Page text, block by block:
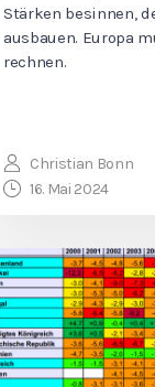
Stärken besinnen,
ausbauen. Europa
rechnen.
Christian Bonn
16. Mai 2024